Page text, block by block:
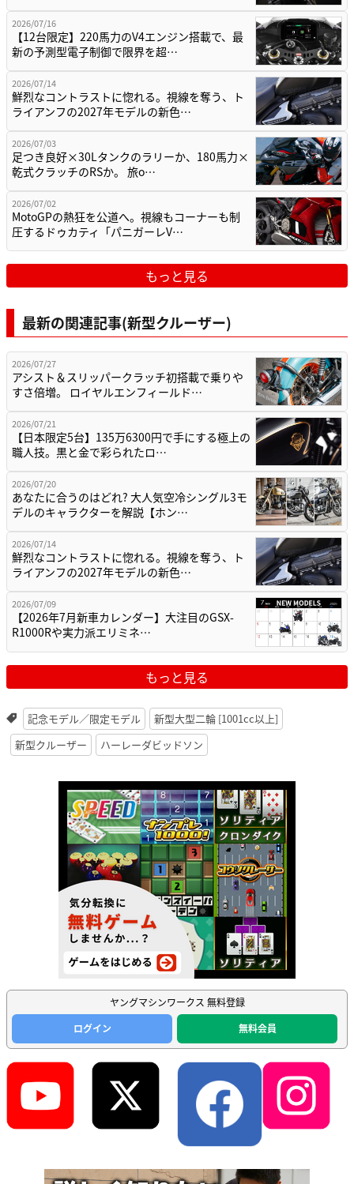
2026/07/16
【12台限定】220馬力のV4エンジン搭載で、最
新の予測型電子制御で限界を超…
2026/07/14
鮮烈なコントラストに惚れる。視線を奪う、ト
ライアンフの2027年モデルの新色…
2026/07/03
足つき良好×30Lタンクのラリーか、180馬力×
乾式クラッチのRSか。 旅o…
2026/07/02
MotoGPの熱狂を公道へ。視線もコーナーも制
圧するドゥカティ「パニガーレV…
もっと見る
最新の関連記事(新型クルーザー)
2026/07/27
アシスト＆スリッパークラッチ初搭載で乗りや
すさ倍増。 ロイヤルエンフィールド…
2026/07/21
【日本限定5台】135万6300円で手にする極上の
職人技。黒と金で彩られたロ…
2026/07/20
あなたに合うのはどれ? 大人気空冷シングル3モ
デルのキャラクターを解説【ホン…
2026/07/14
鮮烈なコントラストに惚れる。視線を奪う、ト
ライアンフの2027年モデルの新色…
2026/07/09
【2026年7月新車カレンダー】大注目のGSX-
R1000Rや実力派エリミネ…
もっと見る
記念モデル／限定モデル
新型大型二輪 [1001cc以上]
新型クルーザー
ハーレーダビッドソン
ヤングマシンワークス 無料登録
ログイン
無料会員